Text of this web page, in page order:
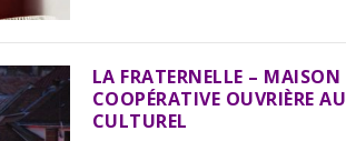
LA FRATERNELLE – MAISON
COOPÉRATIVE OUVRIÈRE
CULTUREL